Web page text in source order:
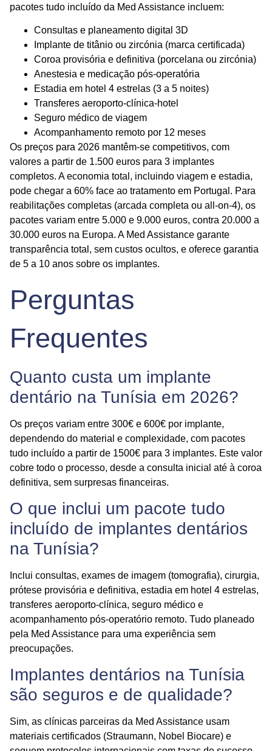
pacotes tudo incluído da Med Assistance incluem:
Consultas e planeamento digital 3D
Implante de titânio ou zircónia (marca certificada)
Coroa provisória e definitiva (porcelana ou zircónia)
Anestesia e medicação pós-operatória
Estadia em hotel 4 estrelas (3 a 5 noites)
Transferes aeroporto-clínica-hotel
Seguro médico de viagem
Acompanhamento remoto por 12 meses
Os preços para 2026 mantêm-se competitivos, com
valores a partir de 1.500 euros para 3 implantes
completos. A economia total, incluindo viagem e estadia,
pode chegar a 60% face ao tratamento em Portugal. Para
reabilitações completas (arcada completa ou all-on-4), os
pacotes variam entre 5.000 e 9.000 euros, contra 20.000 a
30.000 euros na Europa. A Med Assistance garante
transparência total, sem custos ocultos, e oferece garantia
de 5 a 10 anos sobre os implantes.
Perguntas
Frequentes
Quanto custa um implante
dentário na Tunísia em 2026?
Os preços variam entre 300€ e 600€ por implante,
dependendo do material e complexidade, com pacotes
tudo incluído a partir de 1500€ para 3 implantes. Este valor
cobre todo o processo, desde a consulta inicial até à coroa
definitiva, sem surpresas financeiras.
O que inclui um pacote tudo
incluído de implantes dentários
na Tunísia?
Inclui consultas, exames de imagem (tomografia), cirurgia,
prótese provisória e definitiva, estadia em hotel 4 estrelas,
transferes aeroporto-clínica, seguro médico e
acompanhamento pós-operatório remoto. Tudo planeado
pela Med Assistance para uma experiência sem
preocupações.
Implantes dentários na Tunísia
são seguros e de qualidade?
Sim, as clínicas parceiras da Med Assistance usam
materiais certificados (Straumann, Nobel Biocare) e